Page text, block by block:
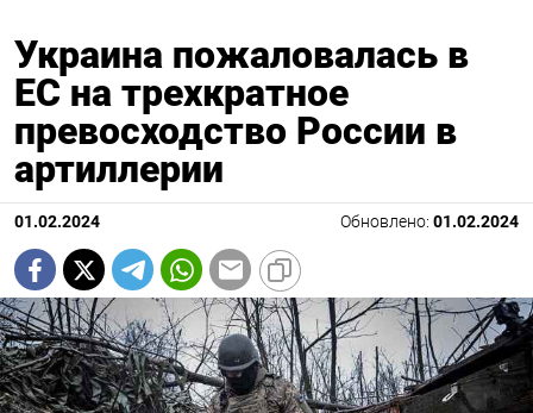
Украина пожаловалась в
ЕС на трехкратное
превосходство России в
артиллерии
01.02.2024 Обновлено: 01.02.2024